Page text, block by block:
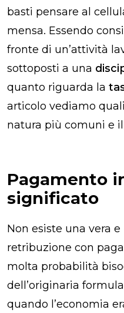
basti pensare al
mensa. Essendo
fronte di un’attività
sottoposti a una
quanto riguarda la
articolo vediamo
natura più comuni e
Pagamento
significato
Non esiste una vera
retribuzione con
molta probabilità
dell’originaria
quando l’economia